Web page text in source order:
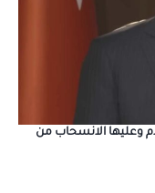
وعليها الانسحاب من